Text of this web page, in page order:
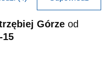
Górze od
15